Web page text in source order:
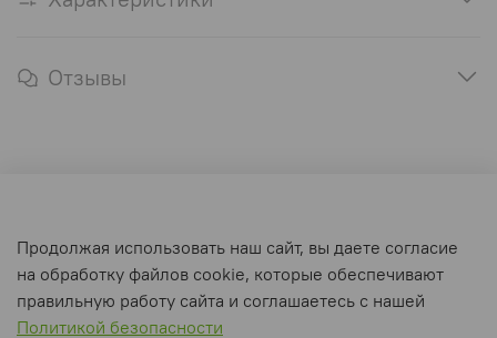
Отзывы
Пользовательское соглашение
Условия обмена и возврата
Интернет-магазин создан на inSales
Продолжая использовать наш сайт, вы даете согласие
на обработку файлов cookie, которые обеспечивают
правильную работу сайта и соглашаетесь с нашей
Политикой безопасности